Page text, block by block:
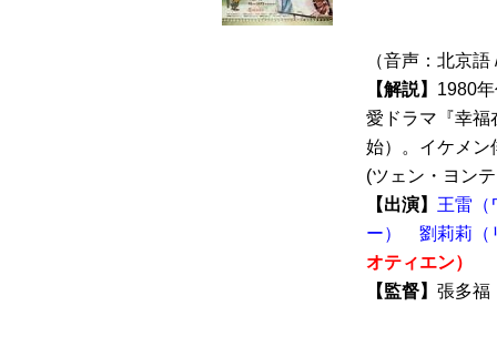
（音声：北京
【解説】 1980
愛ドラマ『幸福
始）。イケメ
(ツェン・ヨン
【出演】 王雷（
ー）
劉莉莉（
オティエン）
【監督】 張多